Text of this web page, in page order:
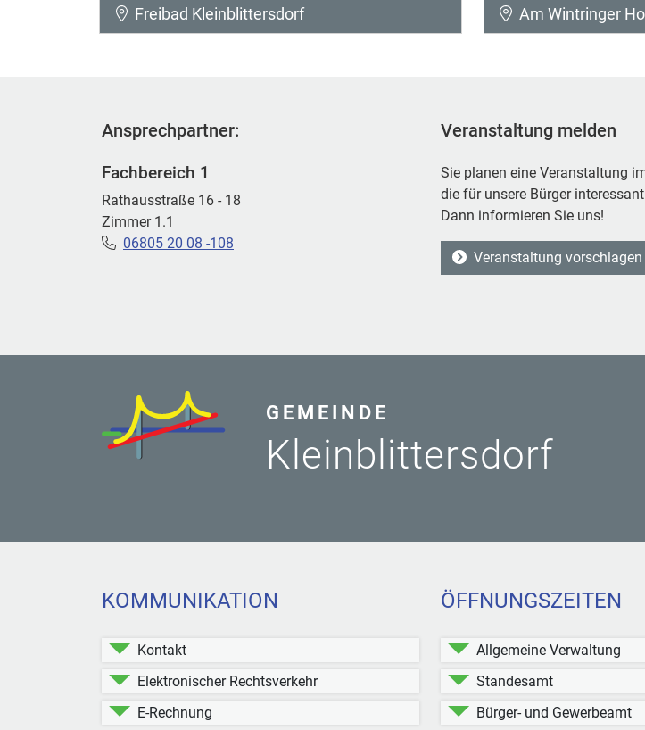
Freibad Kleinblittersdorf
Am Wintringer
Ansprechpartner:
Fachbereich 1
Rathausstraße 16 - 18
Zimmer 1.1
06805 20 08 -108
Veranstaltung melden
Sie planen eine Veranstaltung
die für unsere Bürger
Dann informieren Sie uns!
Veranstaltung vorschlagen
GEMEINDE
Kleinblittersdorf
KOMMUNIKATION
Kontakt
Elektronischer Rechtsverkehr
E-Rechnung
ÖFFNUNGSZEITEN
Allgemeine Verwaltung
Standesamt
Bürger- und Gewerbeamt